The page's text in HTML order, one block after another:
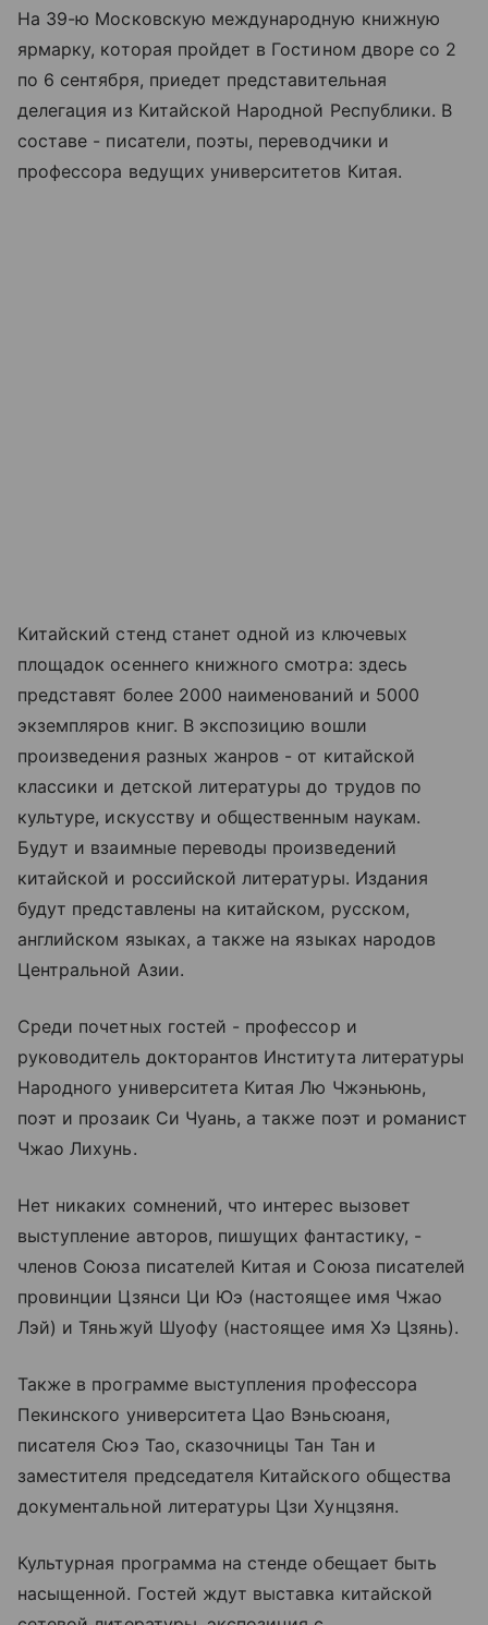
На 39-ю Московскую международную книжную
ярмарку, которая пройдет в Гостином дворе со 2
по 6 сентября, приедет представительная
делегация из Китайской Народной Республики. В
составе - писатели, поэты, переводчики и
профессора ведущих университетов Китая.
Китайский стенд станет одной из ключевых
площадок осеннего книжного смотра: здесь
представят более 2000 наименований и 5000
экземпляров книг. В экспозицию вошли
произведения разных жанров - от китайской
классики и детской литературы до трудов по
культуре, искусству и общественным наукам.
Будут и взаимные переводы произведений
китайской и российской литературы. Издания
будут представлены на китайском, русском,
английском языках, а также на языках народов
Центральной Азии.
Среди почетных гостей - профессор и
руководитель докторантов Института литературы
Народного университета Китая Лю Чжэньюнь,
поэт и прозаик Си Чуань, а также поэт и романист
Чжао Лихунь.
Нет никаких сомнений, что интерес вызовет
выступление авторов, пишущих фантастику, -
членов Союза писателей Китая и Союза писателей
провинции Цзянси Ци Юэ (настоящее имя Чжао
Лэй) и Тяньжуй Шуофу (настоящее имя Хэ Цзянь).
Также в программе выступления профессора
Пекинского университета Цао Вэньсюаня,
писателя Сюэ Тао, сказочницы Тан Тан и
заместителя председателя Китайского общества
документальной литературы Цзи Хунцзяня.
Культурная программа на стенде обещает быть
насыщенной. Гостей ждут выставка китайской